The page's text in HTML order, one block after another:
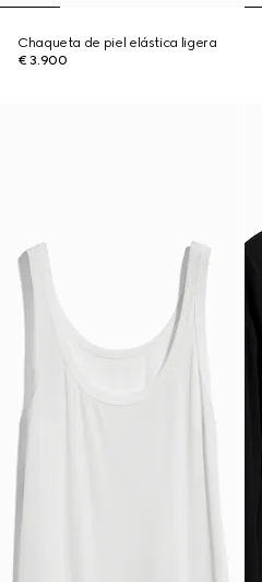
Chaqueta de piel elástica ligera
€ 3.900